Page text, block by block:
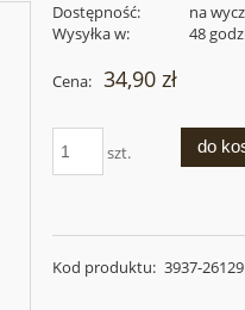
Dostępność:
na
Wysyłka w:
48
Cena: 34,90 zł
szt. do
Kod produktu: 3937-26129